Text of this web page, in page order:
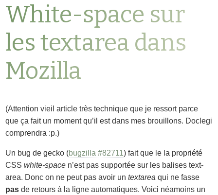
White-space sur
les textarea dans
Mozilla
(Attention vieil article très technique que je ressort parce
que ça fait un moment qu’il est dans mes brouillons. Doclegi
comprendra :p.)
Un bug de gecko (bugzilla #82711) fait que le la propriété
CSSwhite-space n’est pas supportée sur les balises text-
area. Donc on ne peut pas avoir untextarea qui ne fasse
pas de retours à la ligne automatiques. Voici néamoins un